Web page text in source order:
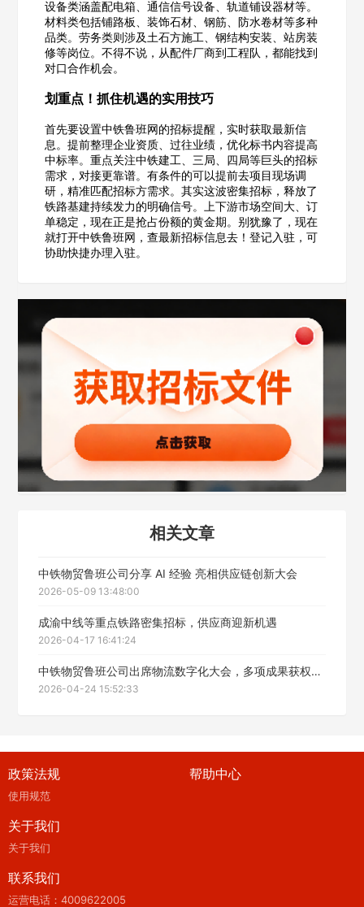
设备类涵盖配电箱、通信信号设备、轨道铺设器材等。
材料类包括铺路板、装饰石材、钢筋、防水卷材等多种
品类。劳务类则涉及土石方施工、钢结构安装、站房装
修等岗位。不得不说，从配件厂商到工程队，都能找到
对口合作机会。
划重点！抓住机遇的实用技巧
首先要设置中铁鲁班网的招标提醒，实时获取最新信
息。提前整理企业资质、过往业绩，优化标书内容提高
中标率。重点关注中铁建工、三局、四局等巨头的招标
需求，对接更靠谱。有条件的可以提前去项目现场调
研，精准匹配招标方需求。其实这波密集招标，释放了
铁路基建持续发力的明确信号。上下游市场空间大、订
单稳定，现在正是抢占份额的黄金期。别犹豫了，现在
就打开中铁鲁班网，查最新招标信息去！登记入驻，可
协助快捷办理入驻。
相关文章
中铁物贸鲁班公司分享 AI 经验 亮相供应链创新大会
2026-05-09 13:48:00
成渝中线等重点铁路密集招标，供应商迎新机遇
2026-04-17 16:41:24
中铁物贸鲁班公司出席物流数字化大会，多项成果获权威认可
2026-04-24 15:52:33
政策法规
使用规范
帮助中心
关于我们
关于我们
联系我们
运营电话：4009622005
欢迎入驻供应商 ဆ
公司名称
公司所在地
请选择省市
联系方式
填写联系电话后会有服务中心的工作人员给您致电！
立即入驻